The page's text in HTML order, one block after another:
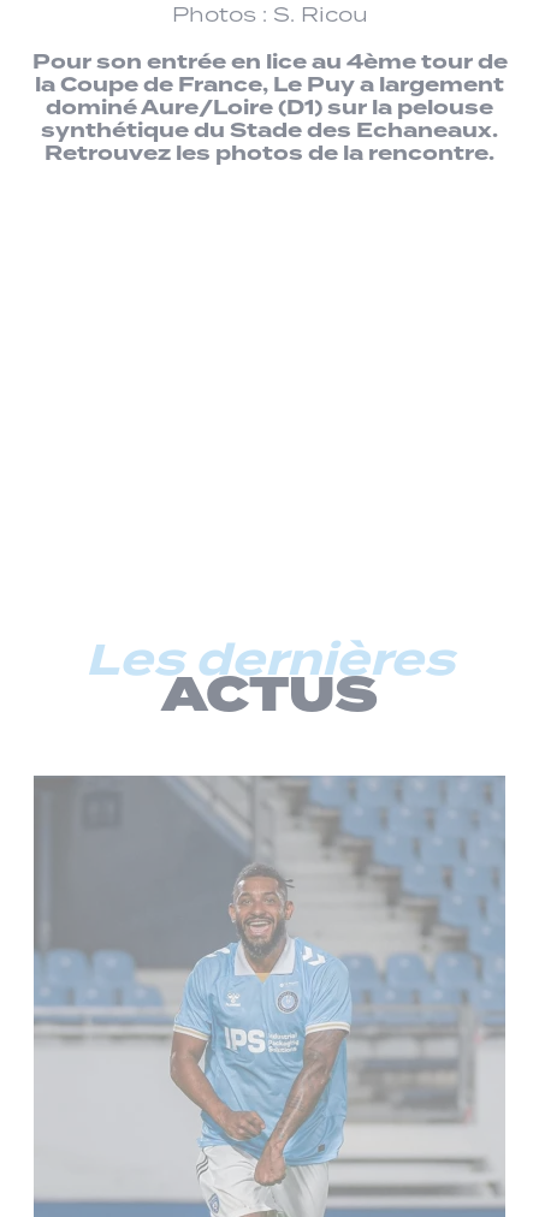
Photos : S. Ricou
Pour son entrée en lice au 4ème tour de
la Coupe de France, Le Puy a largement
dominé Aure/Loire (D1) sur la pelouse
synthétique du Stade des Echaneaux.
Retrouvez les photos de la rencontre.
Les dernières
ACTUS